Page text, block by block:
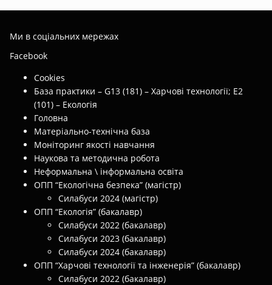
Ми в соціальних мережах
Facebook
Cookies
База практики – G13 (181) – Харчові технології; E2
(101) – Екологія
Головна
Матеріально-технічна база
Моніторинг якості навчання
Наукова та методична робота
Неформальна \ інформальна освіта
ОПП “Екологічна безпека” (магістр)
Силабуси 2024 (магістр)
ОПП “Екологія” (бакалавр)
Силабуси 2022 (бакалавр)
Силабуси 2023 (бакалавр)
Силабуси 2024 (бакалавр)
ОПП “Харчові технології та інженерія” (бакалавр)
Силабуси 2022 (бакалавр)